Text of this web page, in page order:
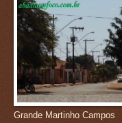
Grande Martinho Campos